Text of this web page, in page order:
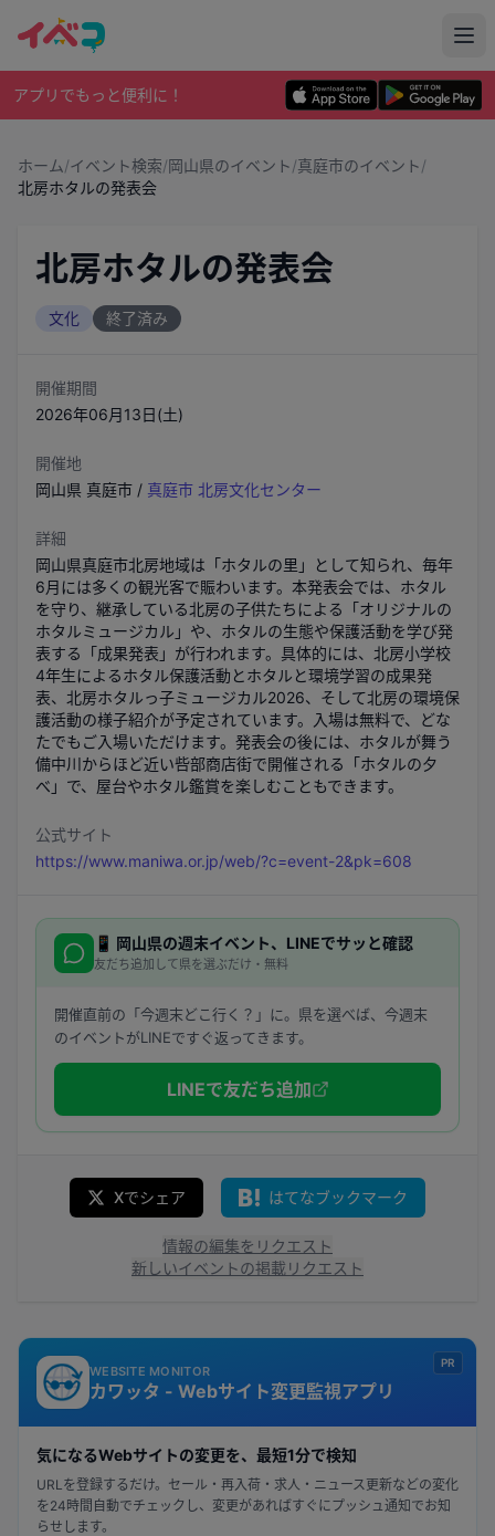
アプリでもっと便利に！
ホーム/イベント検索/岡山県のイベント/真庭市のイベント/
北房ホタルの発表会
北房ホタルの発表会
文化 終了済み
開催期間
2026年06月13日(土)
開催地
岡山県 真庭市 / 真庭市 北房文化センター
詳細
岡山県真庭市北房地域は「ホタルの里」として知られ、毎年
6月には多くの観光客で賑わいます。本発表会では、ホタル
を守り、継承している北房の子供たちによる「オリジナルの
ホタルミュージカル」や、ホタルの生態や保護活動を学び発
表する「成果発表」が行われます。具体的には、北房小学校
4年生によるホタル保護活動とホタルと環境学習の成果発
表、北房ホタルっ子ミュージカル2026、そして北房の環境保
護活動の様子紹介が予定されています。入場は無料で、どな
たでもご入場いただけます。発表会の後には、ホタルが舞う
備中川からほど近い呰部商店街で開催される「ホタルの夕
べ」で、屋台やホタル鑑賞を楽しむこともできます。
公式サイト
https://www.maniwa.or.jp/web/?c=event-2&pk=608
📱 岡山県の週末イベント、LINEでサッと確認
友だち追加して県を選ぶだけ・無料
開催直前の「今週末どこ行く？」に。県を選べば、今週末
のイベントがLINEですぐ返ってきます。
LINEで友だち追加
Xでシェア はてなブックマーク
情報の編集をリクエスト
新しいイベントの掲載リクエスト
PR
WEBSITE MONITOR
カワッタ - Webサイト変更監視アプリ
気になるWebサイトの変更を、最短1分で検知
URLを登録するだけ。セール・再入荷・求人・ニュース更新などの変化
を24時間自動でチェックし、変更があればすぐにプッシュ通知でお知
らせします。